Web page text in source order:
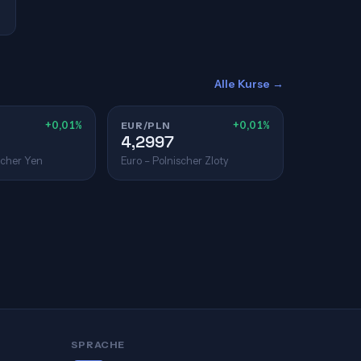
Alle Kurse →
+0,01%
Yen
EUR/PLN +0,01%
4,2997
Euro – Polnischer Zloty
SPRACHE